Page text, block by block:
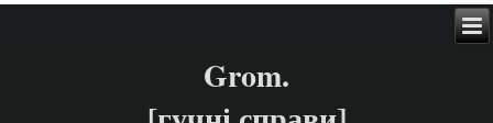
Grom.